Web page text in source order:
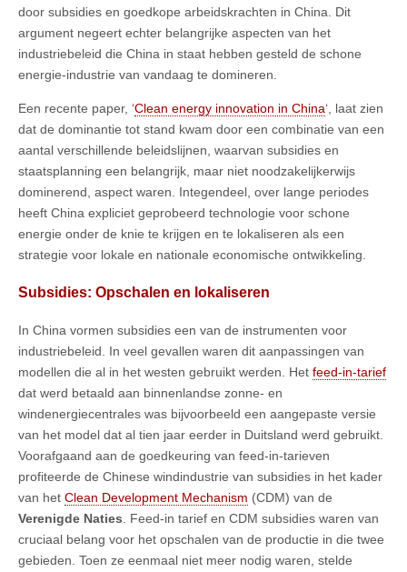
door subsidies en goedkope arbeidskrachten in China. Dit
argument negeert echter belangrijke aspecten van het
industriebeleid die China in staat hebben gesteld de schone
energie-industrie van vandaag te domineren.
Een recente paper, ‘Clean energy innovation in China‘, laat zien
dat de dominantie tot stand kwam door een combinatie van een
aantal verschillende beleidslijnen, waarvan subsidies en
staatsplanning een belangrijk, maar niet noodzakelijkerwijs
dominerend, aspect waren. Integendeel, over lange periodes
heeft China expliciet geprobeerd technologie voor schone
energie onder de knie te krijgen en te lokaliseren als een
strategie voor lokale en nationale economische ontwikkeling.
Subsidies: Opschalen en lokaliseren
In China vormen subsidies een van de instrumenten voor
industriebeleid. In veel gevallen waren dit aanpassingen van
modellen die al in het westen gebruikt werden. Het feed-in-tarief
dat werd betaald aan binnenlandse zonne- en
windenergiecentrales was bijvoorbeeld een aangepaste versie
van het model dat al tien jaar eerder in Duitsland werd gebruikt.
Voorafgaand aan de goedkeuring van feed-in-tarieven
profiteerde de Chinese windindustrie van subsidies in het kader
van het Clean Development Mechanism (CDM) van de
Verenigde Naties . Feed-in tarief en CDM subsidies waren van
cruciaal belang voor het opschalen van de productie in die twee
gebieden. Toen ze eenmaal niet meer nodig waren, stelde